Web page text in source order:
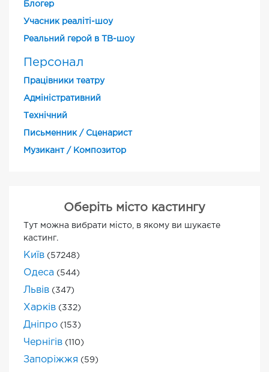
Блогер
Учасник реаліті-шоу
Реальний герой в ТВ-шоу
Персонал
Працівники театру
Адміністративний
Технічний
Письменник / Сценарист
Музикант / Композитор
Оберіть місто кастингу
Тут можна вибрати місто, в якому ви шукаєте
кастинг.
Київ (57248)
Одеса (544)
Львів (347)
Харків (332)
Дніпро (153)
Чернігів (110)
Запоріжжя (59)